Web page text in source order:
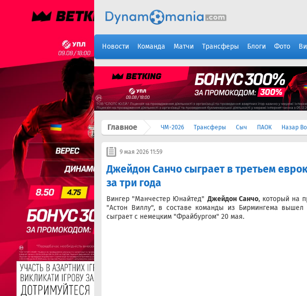
Новости Команда Матчи Трансферы Блоги Фото
Главное ЧМ-2026 Трансферы Сыч ПАОК Назар
9 мая 2026 11:59
Джейдон Санчо сыграет в третьем
за три года
Вингер "Манчестер Юнайтед"Джейдон Санчо, который на
"Астон Виллу", в составе команды из Бирмингема
сыграет с немецким "Фрайбургом" 20 мая.